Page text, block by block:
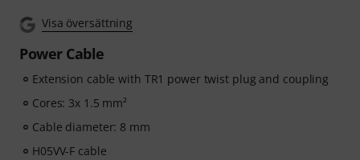
Visa översättning
Power Cable
Extension cable with TR1 power twist plug and coupling
Cores: 3x 1.5 mm²
Cable diameter: 8 mm
H05VV-F cable